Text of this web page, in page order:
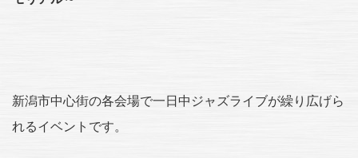
新潟市中心街の各会場で一日中ジャズライブが繰り広げら
れるイベントです。